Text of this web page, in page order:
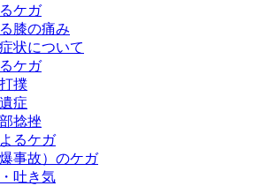
ケガ
膝の痛み
状について
ケガ
撲
症
捻挫
るケガ
事故）のケガ
吐き気